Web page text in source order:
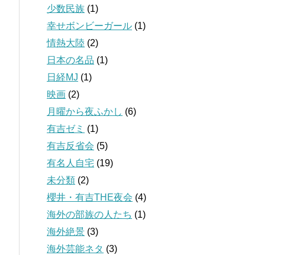
少数民族 (1)
幸せボンビーガール (1)
情熱大陸 (2)
日本の名品 (1)
日経MJ (1)
映画 (2)
月曜から夜ふかし (6)
有吉ゼミ (1)
有吉反省会 (5)
有名人自宅 (19)
未分類 (2)
櫻井・有吉THE夜会 (4)
海外の部族の人たち (1)
海外絶景 (3)
海外芸能ネタ (3)